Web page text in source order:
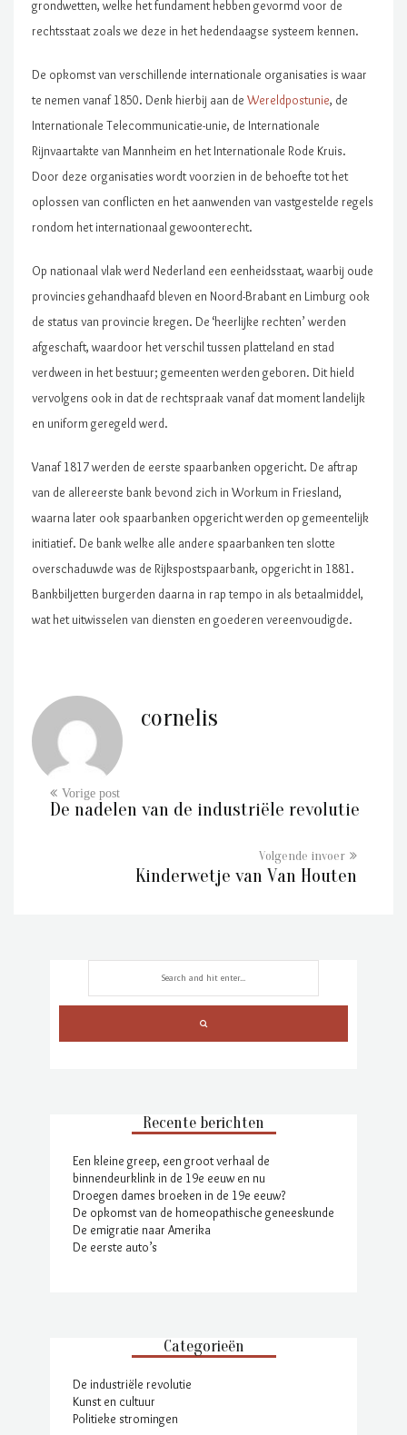
grondwetten, welke het fundament hebben gevormd voor de
rechtsstaat zoals we deze in het hedendaagse systeem kennen.
De opkomst van verschillende internationale organisaties is waar
te nemen vanaf 1850. Denk hierbij aan de Wereldpostunie, de
Internationale Telecommunicatie-unie, de Internationale
Rijnvaartakte van Mannheim en het Internationale Rode Kruis.
Door deze organisaties wordt voorzien in de behoefte tot het
oplossen van conflicten en het aanwenden van vastgestelde regels
rondom het internationaal gewoonterecht.
Op nationaal vlak werd Nederland een eenheidsstaat, waarbij oude
provincies gehandhaafd bleven en Noord-Brabant en Limburg ook
de status van provincie kregen. De ‘heerlijke rechten’ werden
afgeschaft, waardoor het verschil tussen platteland en stad
verdween in het bestuur; gemeenten werden geboren. Dit hield
vervolgens ook in dat de rechtspraak vanaf dat moment landelijk
en uniform geregeld werd.
Vanaf 1817 werden de eerste spaarbanken opgericht. De aftrap
van de allereerste bank bevond zich in Workum in Friesland,
waarna later ook spaarbanken opgericht werden op gemeentelijk
initiatief. De bank welke alle andere spaarbanken ten slotte
overschaduwde was de Rijkspostspaarbank, opgericht in 1881.
Bankbiljetten burgerden daarna in rap tempo in als betaalmiddel,
wat het uitwisselen van diensten en goederen vereenvoudigde.
cornelis
De nadelen van de industriële revolutie
Kinderwetje van Van Houten
Recente berichten
Een kleine greep, een groot verhaal de
binnendeurklink in de 19e eeuw en nu
Droegen dames broeken in de 19e eeuw?
De opkomst van de homeopathische geneeskunde
De emigratie naar Amerika
De eerste auto’s
Categorieën
De industriële revolutie
Kunst en cultuur
Politieke stromingen